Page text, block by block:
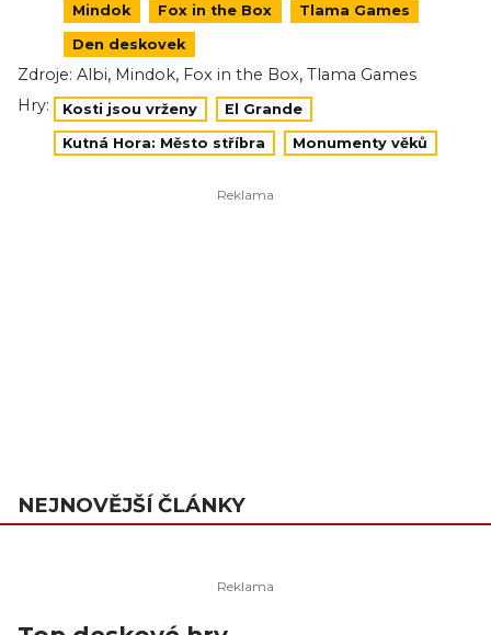
Mindok Fox in the Box Tlama Games
Den deskovek
Zdroje: Albi, Mindok, Fox in the Box, Tlama Games
Hry:
Kosti jsou vrženy El Grande
Kutná Hora: Město stříbra Monumenty věků
NEJNOVĚJŠÍ ČLÁNKY